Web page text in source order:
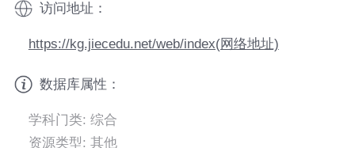
访问地址：
https://kg.jiecedu.net/web/index(网络地址)
数据库属性：
学科门类: 综合
资源类型: 其他